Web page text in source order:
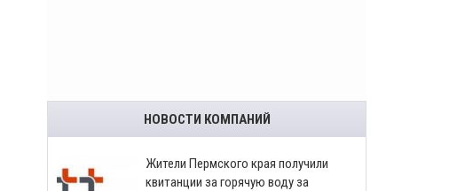
НОВОСТИ КОМПАНИЙ
​Жители Пермского края получили
квитанции за горячую воду за